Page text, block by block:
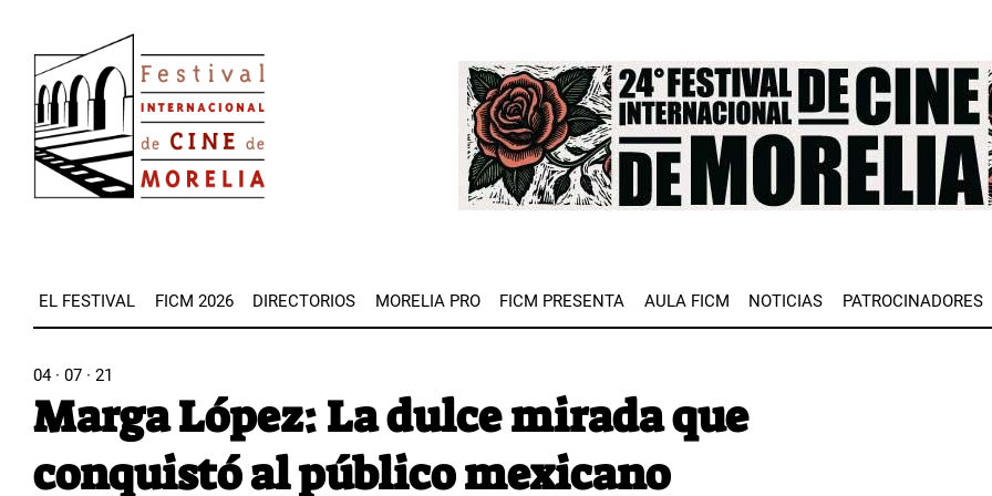
contenido
principal
Image
EL FESTIVAL FICM 2026 DIRECTORIOS MORELIA PRO FICM PRESENTA AULA FICM NOTICIAS PATROCINADORES
04 · 07 · 21
Marga López: La dulce mirada que
conquistó al público mexicano